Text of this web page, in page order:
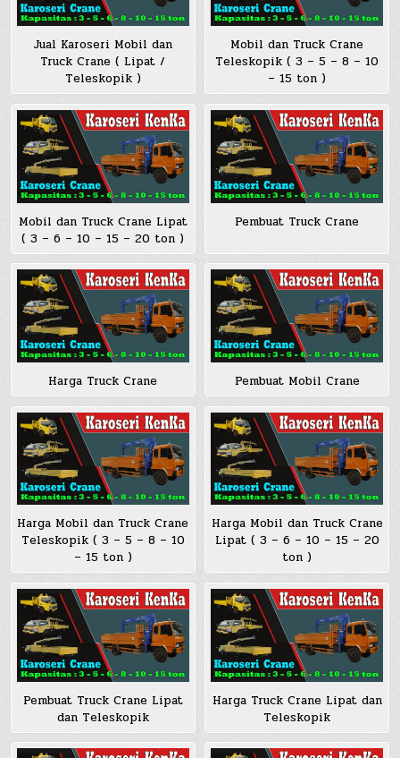
Jual Karoseri Mobil dan
Truck Crane ( Lipat /
Teleskopik )
Mobil dan Truck Crane
Teleskopik ( 3 – 5 – 8 – 10
– 15 ton )
Mobil dan Truck Crane Lipat
( 3 – 6 – 10 – 15 – 20 ton )
Pembuat Truck Crane
Harga Truck Crane Pembuat Mobil Crane
Harga Mobil dan Truck Crane
Teleskopik ( 3 – 5 – 8 – 10
– 15 ton )
Harga Mobil dan Truck Crane
Lipat ( 3 – 6 – 10 – 15 – 20
ton )
Pembuat Truck Crane Lipat
dan Teleskopik
Harga Truck Crane Lipat dan
Teleskopik